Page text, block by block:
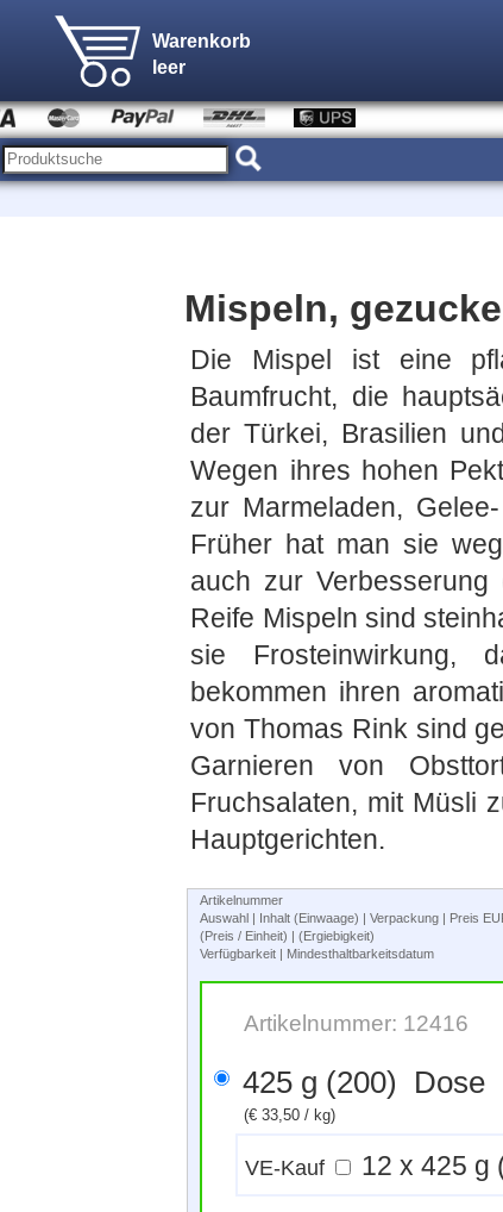
Warenkorb
leer
Mispeln,
Die Mispel ist eine
Baumfrucht, die
der Türkei, Brasilien
Wegen ihres hohen
zur Marmeladen,
Früher hat man sie
auch zur
Reife Mispeln sind
sie Frosteinwirkung,
bekommen ihren
von Thomas Rink sind
Garnieren von
Fruchsalaten, mit Müsli
Hauptgerichten.
Artikelnummer
Auswahl | Inhalt (Einwaage) | Verpackung | Preis
(Preis / Einheit) | (Ergiebigkeit)
Verfügbarkeit | Mindesthaltbarkeitsdatum
Artikelnummer: 12416
425 g (200) Dose
(€ 33,50 / kg)
VE-Kauf 12 x 425